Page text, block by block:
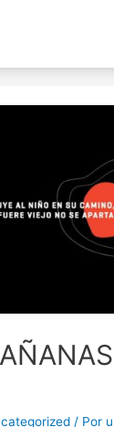
/ Por